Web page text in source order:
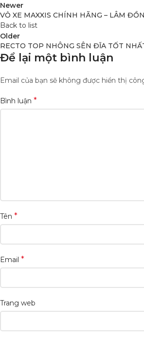
Newer
VỎ XE MAXXIS CHÍNH HÃNG – LÂM
Back to list
Older
RECTO TOP NHÔNG SÊN ĐĨA TỐT
Để lại một bình luận
Email của bạn sẽ không được hiển thị
Bình luận *
Tên *
Email *
Trang web